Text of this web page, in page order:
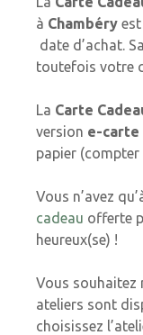
à Chambéry
date d’achat.
toutefois votre
La Carte
version e-carte
papier
Vous n’avez
cadeau offerte
heureux(se) !
Vous souhaitez
ateliers sont
choisissez